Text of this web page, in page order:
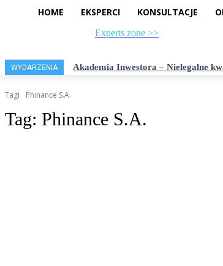
HOME EKSPERCI KONSULTACJE
Experts zone >>
WYDARZENIA Akademia Inwestora – Nielegalne
Tagi Phinance S.A.
Tag: Phinance S.A.